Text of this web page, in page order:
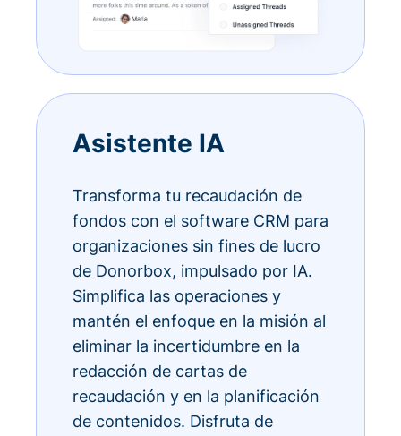
Asistente IA
Transforma tu recaudación de
fondos con el software CRM para
organizaciones sin fines de lucro
de Donorbox, impulsado por IA.
Simplifica las operaciones y
mantén el enfoque en la misión al
eliminar la incertidumbre en la
redacción de cartas de
recaudación y en la planificación
de contenidos. Disfruta de